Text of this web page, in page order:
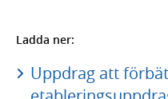
Ladda ner:
Uppdrag att